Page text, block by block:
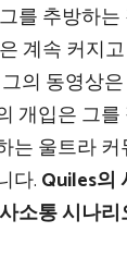
를 추방하
계속 커지
의 동영상
개입은 그
는 울트라
다.Quiles의
소통 시나